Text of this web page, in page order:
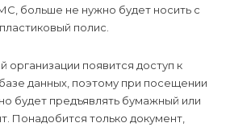
больше не нужно будет носить с
полис.
организации появится доступ к
данных, поэтому при посещении
будет предъявлять бумажный или
Понадобится только документ,